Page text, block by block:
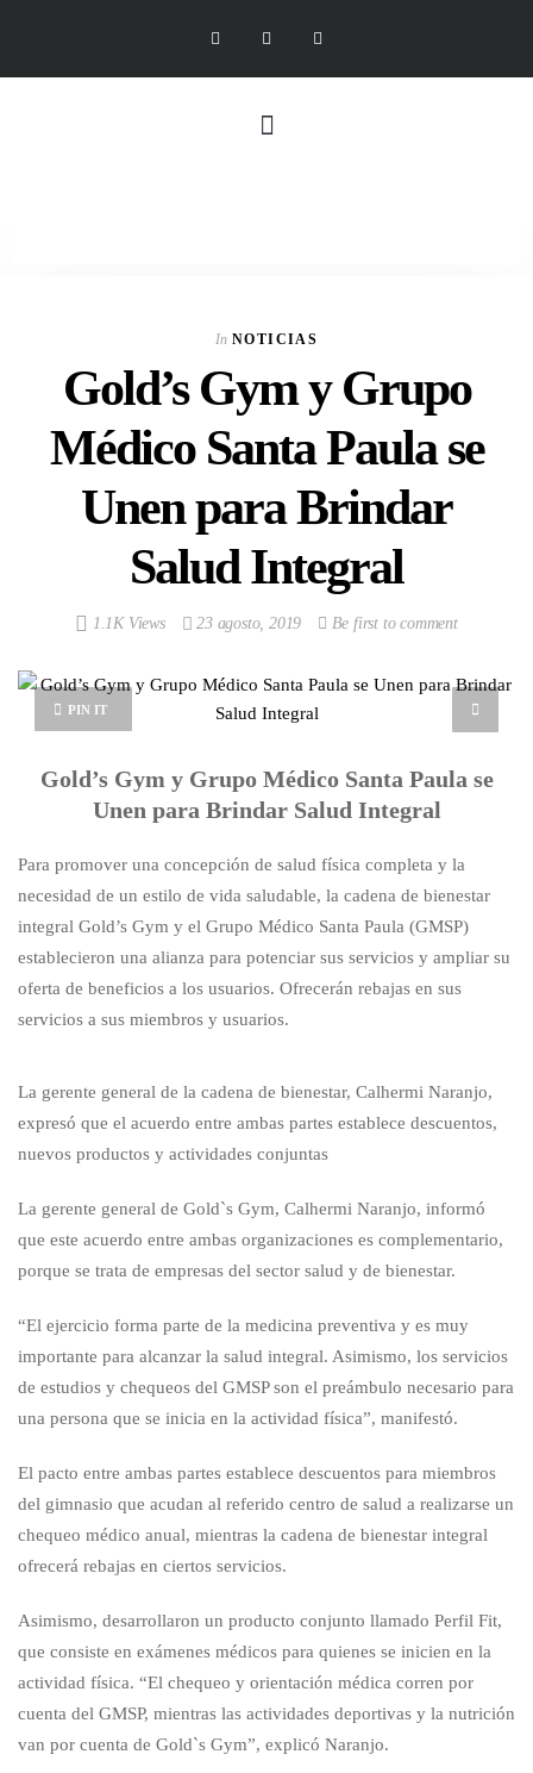
In NOTICIAS
Gold’s Gym y Grupo
Médico Santa Paula se
Unen para Brindar
Salud Integral
1.1K Views 23 agosto, 2019 Be first to comment
PIN IT
Gold’s Gym y Grupo Médico Santa Paula se
Unen para Brindar Salud Integral
Para promover una concepción de salud física completa y la
necesidad de un estilo de vida saludable, la cadena de bienestar
integral Gold’s Gym y el Grupo Médico Santa Paula (GMSP)
establecieron una alianza para potenciar sus servicios y ampliar su
oferta de beneficios a los usuarios. Ofrecerán rebajas en sus
servicios a sus miembros y usuarios.
La gerente general de la cadena de bienestar, Calhermi Naranjo,
expresó que el acuerdo entre ambas partes establece descuentos,
nuevos productos y actividades conjuntas
La gerente general de Gold`s Gym, Calhermi Naranjo, informó
que este acuerdo entre ambas organizaciones es complementario,
porque se trata de empresas del sector salud y de bienestar.
“El ejercicio forma parte de la medicina preventiva y es muy
importante para alcanzar la salud integral. Asimismo, los servicios
de estudios y chequeos del GMSP son el preámbulo necesario para
una persona que se inicia en la actividad física”, manifestó.
El pacto entre ambas partes establece descuentos para miembros
del gimnasio que acudan al referido centro de salud a realizarse un
chequeo médico anual, mientras la cadena de bienestar integral
ofrecerá rebajas en ciertos servicios.
Asimismo, desarrollaron un producto conjunto llamado Perfil Fit,
que consiste en exámenes médicos para quienes se inicien en la
actividad física. “El chequeo y orientación médica corren por
cuenta del GMSP, mientras las actividades deportivas y la nutrición
van por cuenta de Gold`s Gym”, explicó Naranjo.